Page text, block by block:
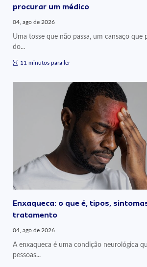
procurar um médico
04, ago de 2026
Uma tosse que não passa, um cansaço que
do...
11 minutos para ler
Enxaqueca: o que é, tipos,
tratamento
04, ago de 2026
A enxaqueca é uma condição neurológica
pessoas...